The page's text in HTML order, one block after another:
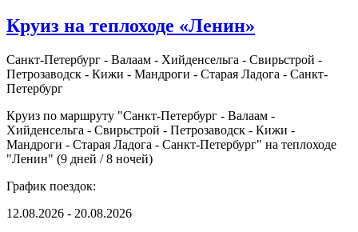
Круиз на теплоходе «Ленин»
Санкт-Петербург - Валаам - Хийденсельга - Свирьстрой -
Петрозаводск - Кижи - Мандроги - Старая Ладога - Санкт-
Петербург
Круиз по маршруту "Санкт-Петербург - Валаам -
Хийденсельга - Свирьстрой - Петрозаводск - Кижи -
Мандроги - Старая Ладога - Санкт-Петербург" на теплоходе
"Ленин" (9 дней / 8 ночей)
График поездок:
12.08.2026 - 20.08.2026